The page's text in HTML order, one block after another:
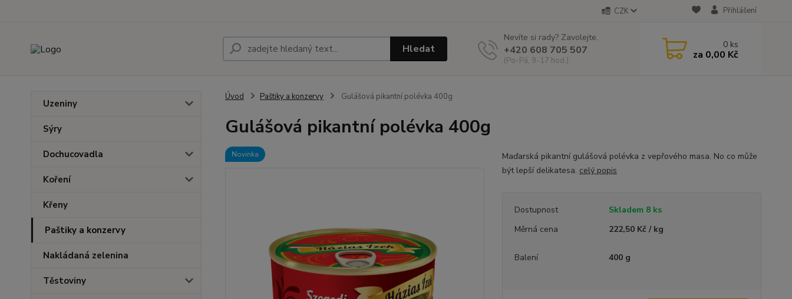
CZK Přihlášení
Hledat
Nevíte si rady? Zavolejte.
+420 608 705 507
(Po-Pá, 9-17 hod.)
0 ks
za 0,00 Kč
Uzeniny
Sýry
Dochucovadla
Koření
Křeny
Paštiky a konzervy
Nakládaná zelenina
Těstoviny
Úvod Paštiky a konzervy Gulášová pikantní polévka 400g
Gulášová pikantní polévka 400g
Novinka
Maďarská pikantní gulášová polévka z vepřového masa. No co může
být lepší delikatesa. celý popis
Dostupnost
Skladem 8 ks
Měrná cena
222,50 Kč / kg
Balení 400 g